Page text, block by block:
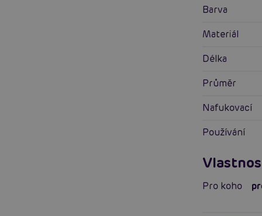
Barva
Materiál
Délka
Průměr
Nafukovací
Používání
Pro koho